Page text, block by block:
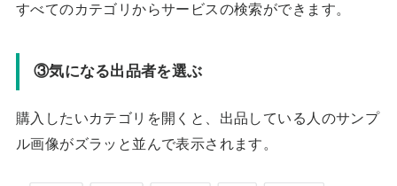
すべてのカテゴリからサービスの検索ができます。
③気になる出品者を選ぶ
購入したいカテゴリを開くと、出品している人のサンプ
ル画像がズラッと並んで表示されます。